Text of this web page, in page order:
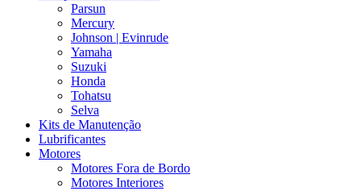
Parsun
Mercury
Johnson | Evinrude
Yamaha
Suzuki
Honda
Tohatsu
Selva
Kits de Manutenção
Lubrificantes
Motores
Motores Fora de Bordo
Motores Interiores